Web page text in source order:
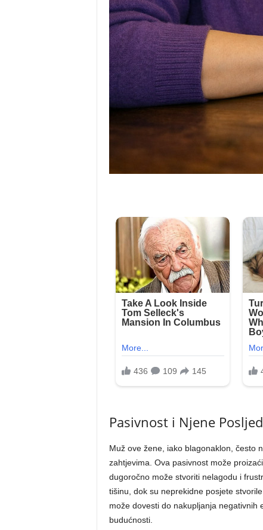
Pasivnost i Njene
Muž ove žene, iako blagonaklon, često
zahtjevima. Ova pasivnost može
dugoročno može stvoriti nelagodu i
tišinu, dok su neprekidne posjete
može dovesti do nakupljanja negativnih
budućnosti.